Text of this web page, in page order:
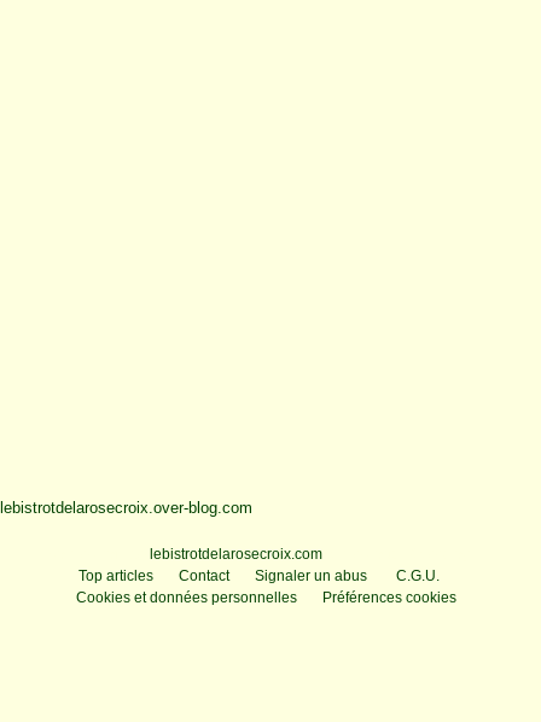
lebistrotdelarosecroix.over-blog.com
lebistrotdelarosecroix.com
Top articles
Contact Signaler un abus
C.G.U.
Cookies et données personnelles
Préférences cookies